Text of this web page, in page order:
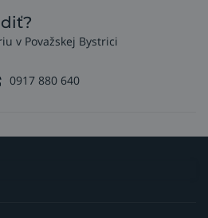
v Považskej Bystrici
0917 880 640